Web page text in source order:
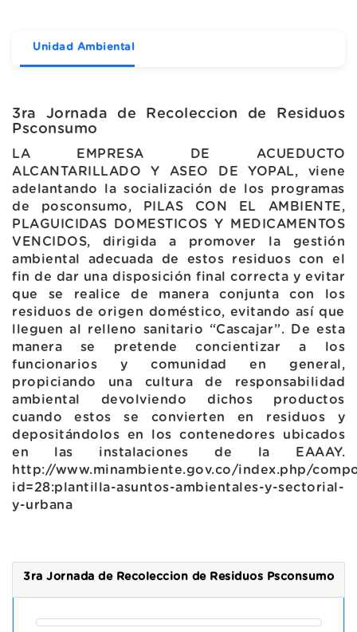
Unidad Ambiental
3ra Jornada de Recoleccion de Residuos
Psconsumo
LA EMPRESA DE ACUEDUCTO
ALCANTARILLADO Y ASEO DE YOPAL, viene
adelantando la socialización de los programas
de posconsumo, PILAS CON EL AMBIENTE,
PLAGUICIDAS DOMESTICOS Y MEDICAMENTOS
VENCIDOS, dirigida a promover la gestión
ambiental adecuada de estos residuos con el
fin de dar una disposición final correcta y evitar
que se realice de manera conjunta con los
residuos de origen doméstico, evitando así que
lleguen al relleno sanitario “Cascajar”. De esta
manera se pretende concientizar a los
funcionarios y comunidad en general,
propiciando una cultura de responsabilidad
ambiental devolviendo dichos productos
cuando estos se convierten en residuos y
depositándolos en los contenedores ubicados
en las instalaciones de la EAAAY.
http://www.minambiente.gov.co/index.php/
id=28:plantilla-asuntos-ambientales-y-sectorial-
y-urbana
3ra Jornada de Recoleccion de Residuos Psconsumo